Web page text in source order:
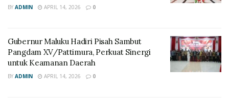
BY ADMIN APRIL 14, 2026 0
Gubernur Maluku Hadiri Pisah Sambut
Pangdam XV/Pattimura, Perkuat Sinergi
untuk Keamanan Daerah
BY ADMIN APRIL 14, 2026 0